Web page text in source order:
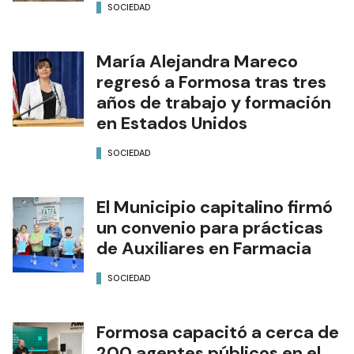
SOCIEDAD
María Alejandra Mareco
regresó a Formosa tras tres
años de trabajo y formación
en Estados Unidos
SOCIEDAD
El Municipio capitalino firmó
un convenio para prácticas
de Auxiliares en Farmacia
SOCIEDAD
Formosa capacitó a cerca de